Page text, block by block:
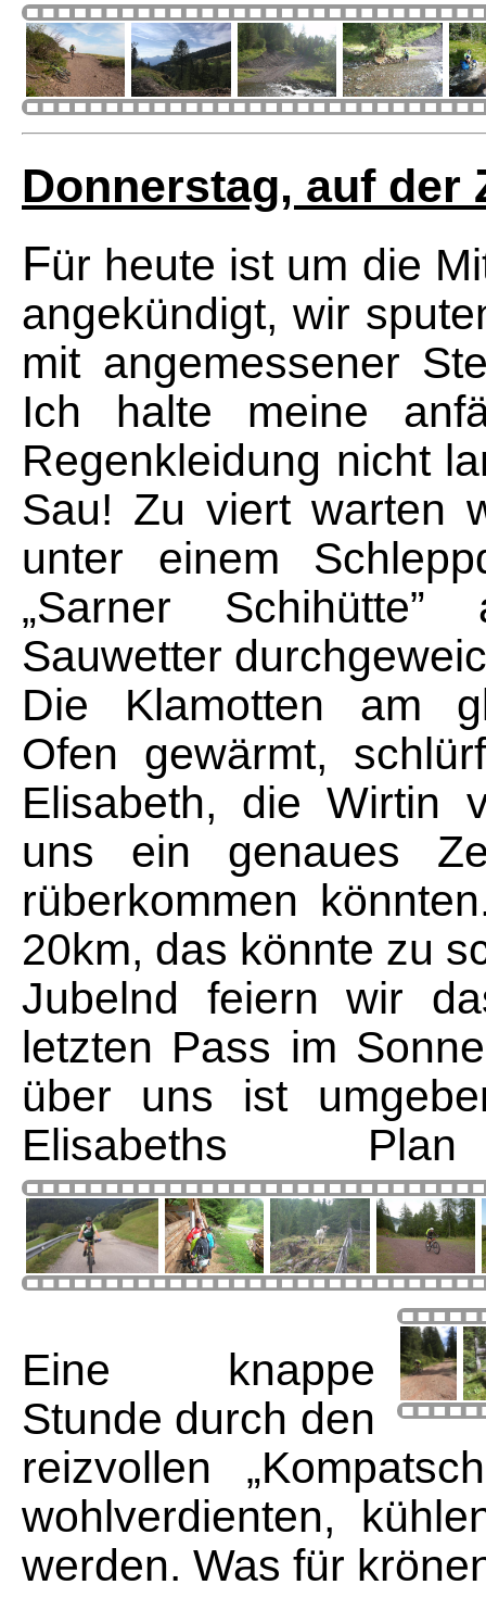
Donnerstag, auf der
Für heute ist um die
angekündigt, wir
mit angemessener
Ich halte meine
Regenkleidung nicht
Sau! Zu viert warten
unter einem
„Sarner
Sauwetter
Die Klamotten am
Ofen gewärmt,
Elisabeth, die Wirtin
uns ein genaues
rüberkommen
20km, das könnte zu
Jubelnd feiern wir
letzten Pass im
über uns ist
Elisabeths
Eine knappe
Stunde durch den
reizvollen
wohlverdienten,
werden. Was für